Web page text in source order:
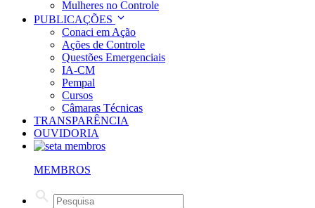
Mulheres no Controle
PUBLICAÇÕES
Conaci em Ação
Ações de Controle
Questões Emergenciais
IA-CM
Pempal
Cursos
Câmaras Técnicas
TRANSPARÊNCIA
OUVIDORIA
MEMBROS